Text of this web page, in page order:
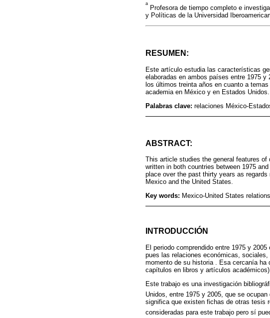
a
Profesora de tiempo completo e
y Políticas de la Universidad
RESUMEN:
Este artículo estudia las características
elaboradas en ambos países entre 1975
los últimos treinta años en cuanto a
academia en México y en Estados Unidos.
Palabras clave: relaciones México-
ABSTRACT:
This article studies the general features
written in both countries between 1975
place over the past thirty years as
Mexico and the United States.
Key words: Mexico-United States
INTRODUCCIÓN
El periodo comprendido entre 1975 y
pues las relaciones económicas,
momento de su historia . Esa cercanía ha
capítulos en libros y artículos
Este trabajo es una investigación
Unidos, entre 1975 y 2005, que se
significa que existen fichas de otras tesis
consideradas para este trabajo pero sí